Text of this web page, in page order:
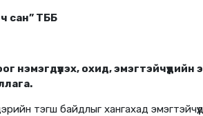
сан” ТББ
охид, эмэгтэйчүүдийн
тэгш байдлыг хангахад